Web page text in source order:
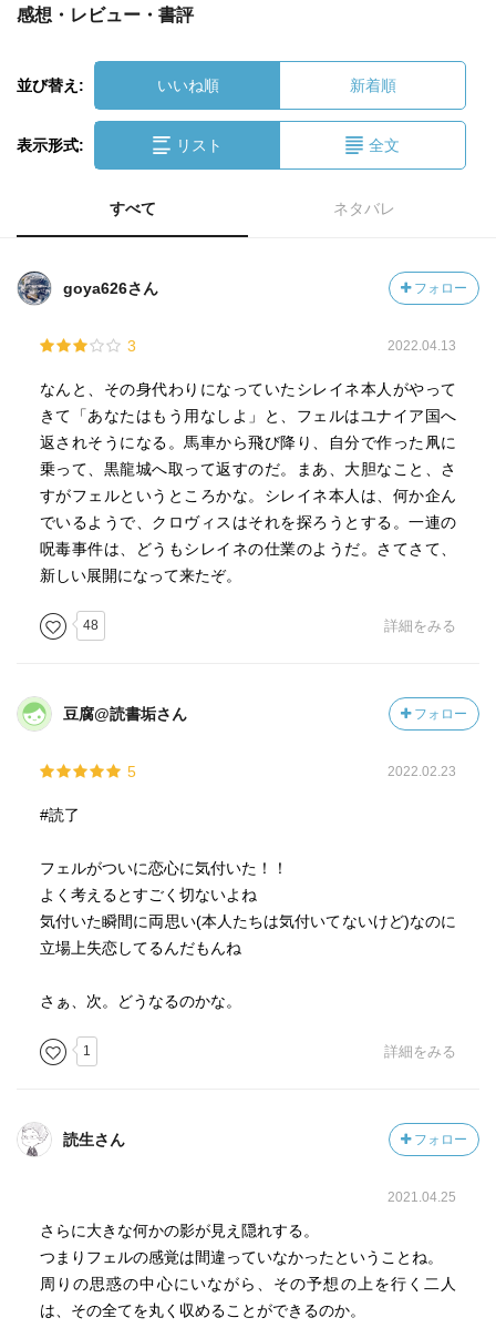
感想・レビュー・書評
並び替え: いいね順 新着順
表示形式: リスト 全文
すべて ネタバレ
goya626さん フォロー
3 2022.04.13
なんと、その身代わりになっていたシレイネ本人がやって
きて「あなたはもう用なしよ」と、フェルはユナイア国へ
返されそうになる。馬車から飛び降り、自分で作った凧に
乗って、黒龍城へ取って返すのだ。まあ、大胆なこと、さ
すがフェルというところかな。シレイネ本人は、何か企ん
でいるようで、クロヴィスはそれを探ろうとする。一連の
呪毒事件は、どうもシレイネの仕業のようだ。さてさて、
新しい展開になって来たぞ。
48 詳細をみる
豆腐@読書垢さん フォロー
5 2022.02.23
#読了
フェルがついに恋心に気付いた！！
よく考えるとすごく切ないよね
気付いた瞬間に両思い(本人たちは気付いてないけど)なのに
立場上失恋してるんだもんね
さぁ、次。どうなるのかな。
1 詳細をみる
読生さん フォロー
2021.04.25
さらに大きな何かの影が見え隠れする。
つまりフェルの感覚は間違っていなかったということね。
周りの思惑の中心にいながら、その予想の上を行く二人
は、その全てを丸く収めることができるのか。